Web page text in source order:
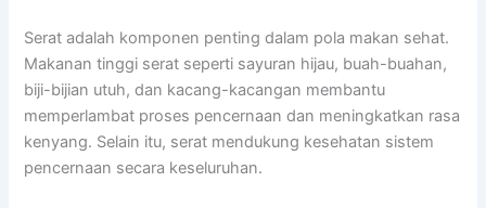
Serat adalah komponen penting dalam pola makan sehat.
Makanan tinggi serat seperti sayuran hijau, buah-buahan,
biji-bijian utuh, dan kacang-kacangan membantu
memperlambat proses pencernaan dan meningkatkan rasa
kenyang. Selain itu, serat mendukung kesehatan sistem
pencernaan secara keseluruhan.